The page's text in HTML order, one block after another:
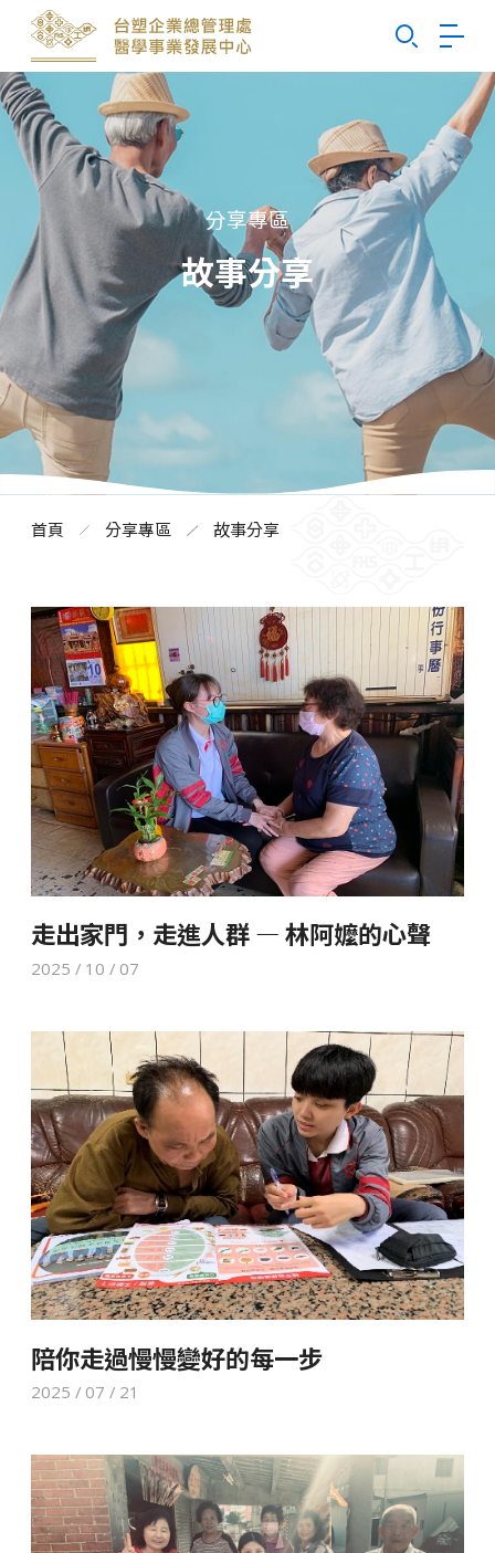
Search
分享專區
故事分享
首頁 分享專區 故事分享
走出家門，走進人群 — 林阿嬤的心聲
2025 / 10 / 07
陪你走過慢慢變好的每一步
2025 / 07 / 21